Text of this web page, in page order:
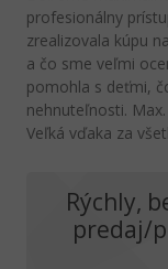
profesionálny
zrealizovala kúpu
a čo sme veľmi
pomohla s deťmi,
nehnuteľnosti.
Veľká vďaka za
Rýchly,
predaj/